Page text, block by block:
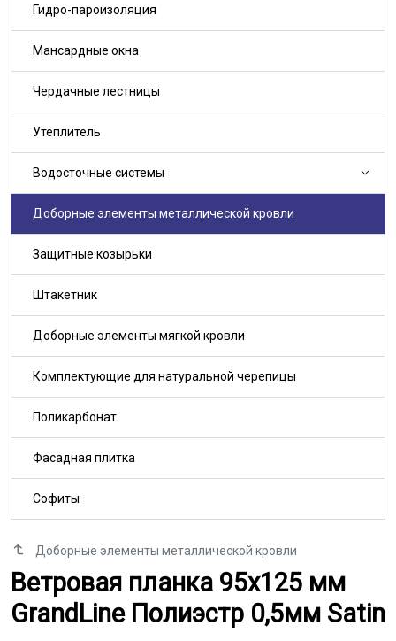
Доборные элементы металлической кровли
Ветровая планка 95x125 мм
Ветровая планка 95x125 мм
GrandLine Полиэстр 0,5мм Satin
Гидро-пароизоляция
Мансардные окна
Чердачные лестницы
Утеплитель
Водосточные системы
Доборные элементы металлической кровли
Защитные козырьки
Штакетник
Доборные элементы мягкой кровли
Комплектующие для натуральной черепицы
Поликарбонат
Фасадная плитка
Софиты